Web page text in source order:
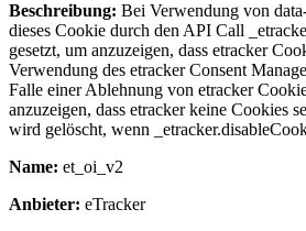
Beschreibung: Bei Verwendung von
dieses Cookie durch den API Call
gesetzt, um anzuzeigen, dass etracker
Verwendung des etracker Consent
Falle einer Ablehnung von etracker
anzuzeigen, dass etracker keine Cookies
wird gelöscht, wenn
Name: et_oi_v2
Anbieter: eTracker